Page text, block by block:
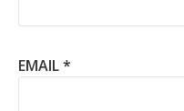
EMAIL*